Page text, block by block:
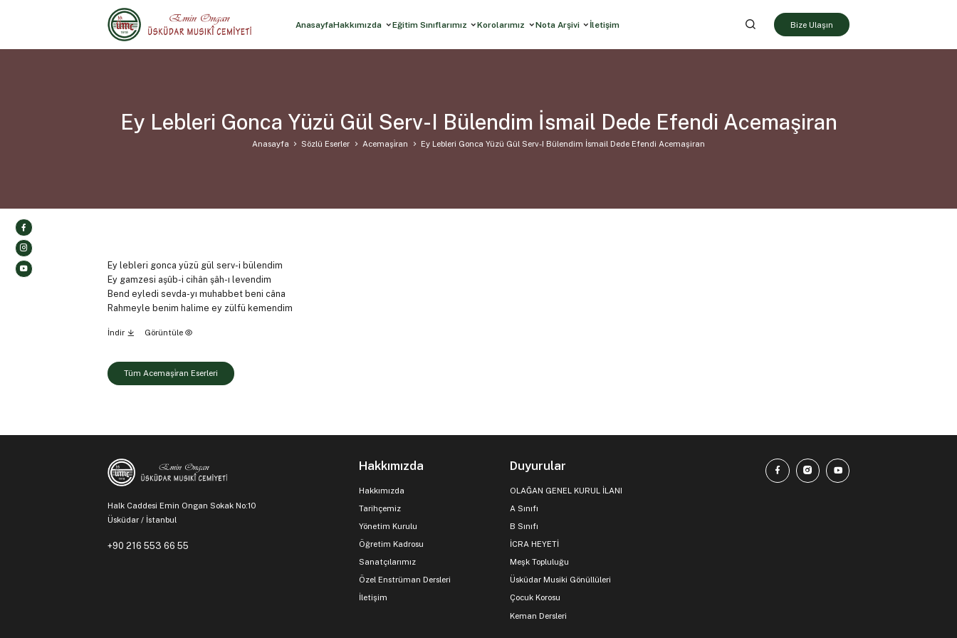
AnasayfaHakkımızda Eğitim Sınıflarımız Korolarımız Nota Arşivi İletişim Bize Ulaşın
Ey Lebleri Gonca Yüzü Gül Serv-I Bülendim İsmail Dede Efendi Acemaşiran
Anasayfa Sözlü Eserler Acemaşi̇ran Ey Lebleri Gonca Yüzü Gül Serv-I Bülendim İsmail Dede Efendi Acemaşiran
Ey lebleri gonca yüzü gül serv-i bülendim
Ey gamzesi aşûb-i cihân şâh-ı levendim
Bend eyledi sevda-yı muhabbet beni câna
Rahmeyle benim halime ey zülfü kemendim
İndir Görüntüle
Tüm Acemaşi̇ran Eserleri
Halk Caddesi Emin Ongan Sokak No:10
Üsküdar / İstanbul
+90 216 553 66 55
Hakkımızda
Hakkımızda
Tarihçemiz
Yönetim Kurulu
Öğretim Kadrosu
Sanatçılarımız
Özel Enstrüman Dersleri
İletişim
Duyurular
OLAĞAN GENEL KURUL İLANI
A Sınıfı
B Sınıfı
İCRA HEYETİ
Meşk Topluluğu
Üsküdar Musiki Gönüllüleri
Çocuk Korosu
Keman Dersleri